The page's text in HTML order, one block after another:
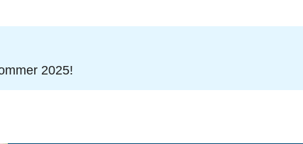
2025!